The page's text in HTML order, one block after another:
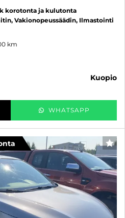
korotonta ja kulutonta
Vakionopeussäädin, Ilmastointi
km
kuopio
WHATSAPP